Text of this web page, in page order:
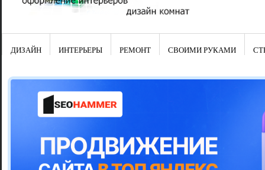
Свежие
Японские
Школа
ДИЗАЙН ИНТЕРЬЕРЫ РЕМОНТ СВОИМИ РУКАМИ